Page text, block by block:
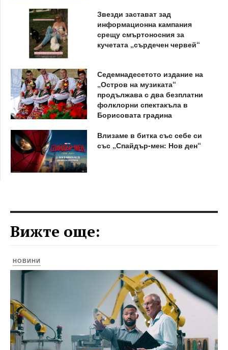
Звезди застават зад
информационна кампания
срещу смъртоносния за
кучетата „сърдечен червей“
Седемнадесетото издание на
„Остров на музиката“
продължава с два безплатни
фолклорни спектакъла в
Борисовата градина
Влизаме в битка със себе си
със „Спайдър-мен: Нов ден“
Вижте още:
НОВИНИ